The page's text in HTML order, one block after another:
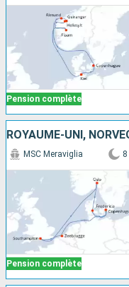
Pension complète
Pension complète
MSC Meraviglia 8